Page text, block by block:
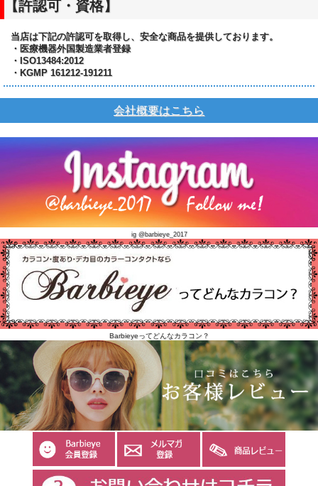
【許認可・資格】
当店は下記の許認可を取得し、安全な商品を提供しております。
・医療機器外国製造業者登録
・ISO13484:2012
・KGMP 161212-191211
会社概要はこちら
ig @barbieye_2017
Barbieyeってどんなカラコン？